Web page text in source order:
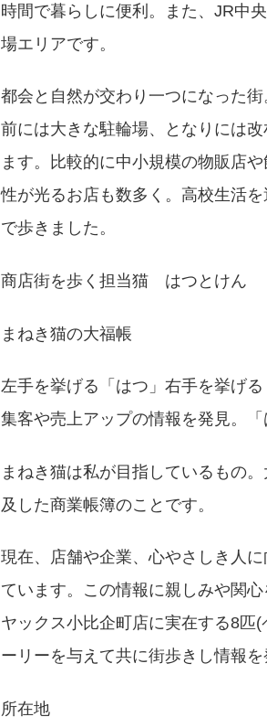
時間で暮らしに便利。また、JR中
場エリアです。
都会と自然が交わり一つになった
前には大きな駐輪場、となりには
ます。比較的に中小規模の物販店
性が光るお店も数多く。高校生活
で歩きました。
商店街を歩く担当猫 はつとけん
まねき猫の大福帳
左手を挙げる「はつ」右手を挙げ
集客や売上アップの情報を発見。「
まねき猫は私が目指しているもの
及した商業帳簿のことです。
現在、店舗や企業、心やさしき人
ています。この情報に親しみや関
ヤックス小比企町店に実在する8匹
ーリーを与えて共に街歩きし情報
所在地